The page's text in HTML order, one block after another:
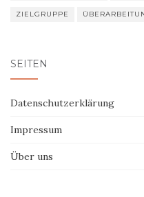
ZIELGRUPPE
SEITEN
Datenschutzerklärung
Impressum
Über uns